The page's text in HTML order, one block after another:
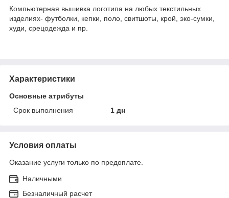
Компьютерная вышивка логотипа на любых текстильных
изделиях- футболки, кепки, поло, свитшоты, крой, эко-сумки,
худи, срецодежда и пр.
Характеристики
Основные атрибуты
Срок выполнения
1 дн
Условия оплаты
Оказание услуги только по предоплате.
Наличными
Безналичный расчет